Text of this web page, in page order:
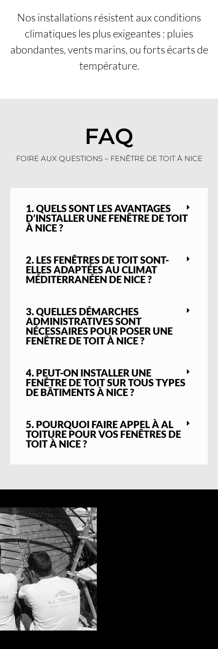
Nos installations résistent aux conditions
climatiques les plus exigeantes : pluies
abondantes, vents marins, ou forts écarts de
température.
FAQ
FOIRE AUX QUESTIONS – FENÊTRE DE TOIT À NICE
1. QUELS SONT LES AVANTAGES
D’INSTALLER UNE FENÊTRE DE TOIT
À NICE ?
2. LES FENÊTRES DE TOIT SONT-
ELLES ADAPTÉES AU CLIMAT
MÉDITERRANÉEN DE NICE ?
3. QUELLES DÉMARCHES
ADMINISTRATIVES SONT
NÉCESSAIRES POUR POSER UNE
FENÊTRE DE TOIT À NICE ?
4. PEUT-ON INSTALLER UNE
FENÊTRE DE TOIT SUR TOUS TYPES
DE BÂTIMENTS À NICE ?
5. POURQUOI FAIRE APPEL À AL
TOITURE POUR VOS FENÊTRES DE
TOIT À NICE ?